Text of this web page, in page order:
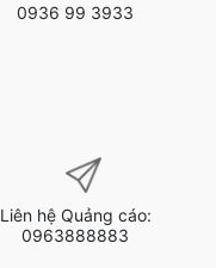
0936 99 3933
Liên hệ Quảng cáo:
0963888883